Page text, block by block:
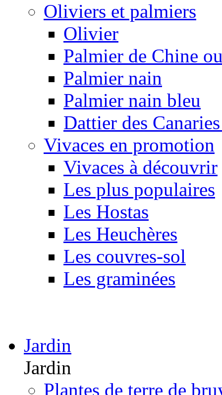
Oliviers et palmiers
Olivier
Palmier de Chine
Palmier nain
Palmier nain bleu
Dattier des
Vivaces en promotion
Vivaces à découvrir
Les plus populaires
Les Hostas
Les Heuchères
Les couvres-sol
Les graminées
Jardin
Jardin
Plantes de terre de